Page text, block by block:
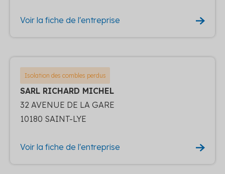
Voir la fiche de l'entreprise
Isolation des combles perdus
SARL RICHARD MICHEL
32 AVENUE DE LA GARE
10180 SAINT-LYE
Voir la fiche de l'entreprise